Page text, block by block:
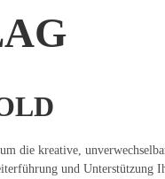
die kreative,
und Unterstützung